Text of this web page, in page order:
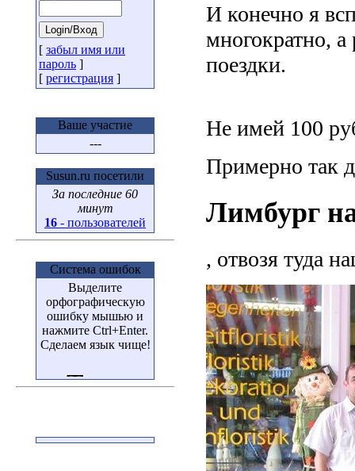
[ забыл имя или
пароль ]
[ регистрация ]
Ваше участие
---
Susun.ru посетили
За последние 60
минут
16 - пользователей
Система ошибок
Выделите
орфографическую
ошибку мышью и
нажмите Ctrl+Enter.
Сделаем язык чище!
И конечно я
многократно, а
поездки.
Не имей 100
Примерно так
Лимбург
, отвозя туда